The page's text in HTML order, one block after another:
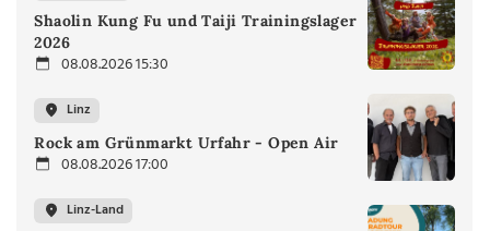
Shaolin Kung Fu und Taiji Trainingslager
2026
08.08.2026 15:30
Linz
Rock am Grünmarkt Urfahr - Open Air
08.08.2026 17:00
Linz-Land